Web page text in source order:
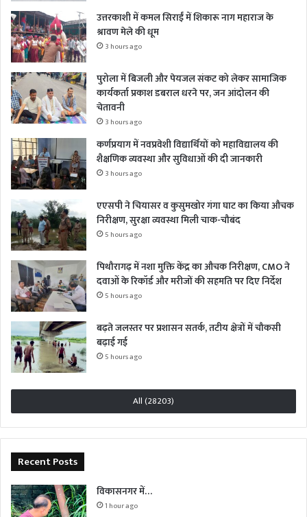
उत्तरकाशी में कमल सिराईं में शिकारू नाग महाराज के
श्रावण मेले की धूम
3 hours ago
पुरोला में बिजली और पेयजल संकट को लेकर सामाजिक
कार्यकर्ता प्रकाश डबराल धरने पर, जन आंदोलन की
चेतावनी
3 hours ago
कर्णप्रयाग में नवप्रवेशी विद्यार्थियों को महाविद्यालय की
शैक्षणिक व्यवस्था और सुविधाओं की दी जानकारी
3 hours ago
एएसपी ने चियासर व कुसुमखोर गंगा घाट का किया औचक
निरीक्षण, सुरक्षा व्यवस्था मिली चाक-चौबंद
5 hours ago
पिथौरागढ़ में नशा मुक्ति केंद्र का औचक निरीक्षण, CMO ने
दवाओं के रिकॉर्ड और मरीजों की सहमति पर दिए निर्देश
5 hours ago
बढ़ते जलस्तर पर प्रशासन सतर्क, तटीय क्षेत्रों में चौकसी
बढ़ाई गई
5 hours ago
All (28203)
Recent Posts
विकासनगर में…
1 hour ago